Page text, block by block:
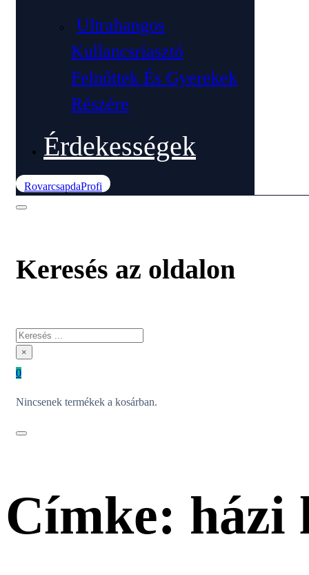
Ultrahangos
Kullancsriasztó
Felnőttek És Gyerekek
Részére
Érdekességek
RovarcsapdaProfi
Keresés az oldalon
Keresés
×
0
Nincsenek termékek a kosárban.
Címke: házi